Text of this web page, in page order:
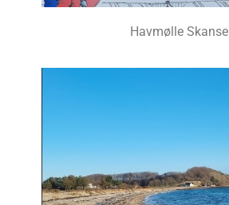
Havmølle Skanse